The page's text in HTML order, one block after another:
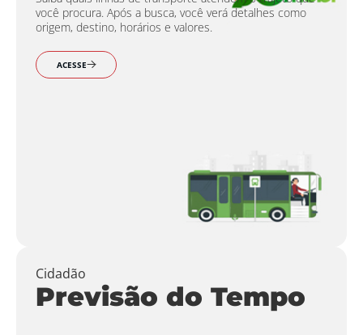
você procura. Após a busca, você verá detalhes como
origem, destino, horários e valores.
ACESSE
Cidadão
Previsão do Tempo